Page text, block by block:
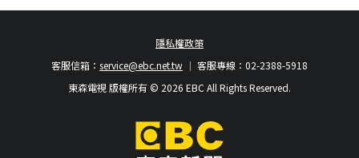
隱私權政策
客服專線：02-2388-5918
客服信箱： service@ebc.net.tw
東森電視 版權所有 © 2026 EBC All Rights Reserved.